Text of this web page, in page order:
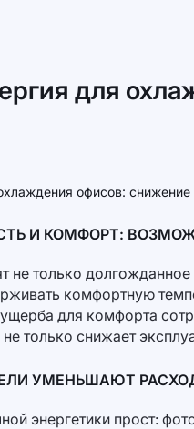
для
И КОМФОРТ:
не только
комфортную
для комфорта
не только снижает
УМЕНЬШАЮТ
энергетики прост: